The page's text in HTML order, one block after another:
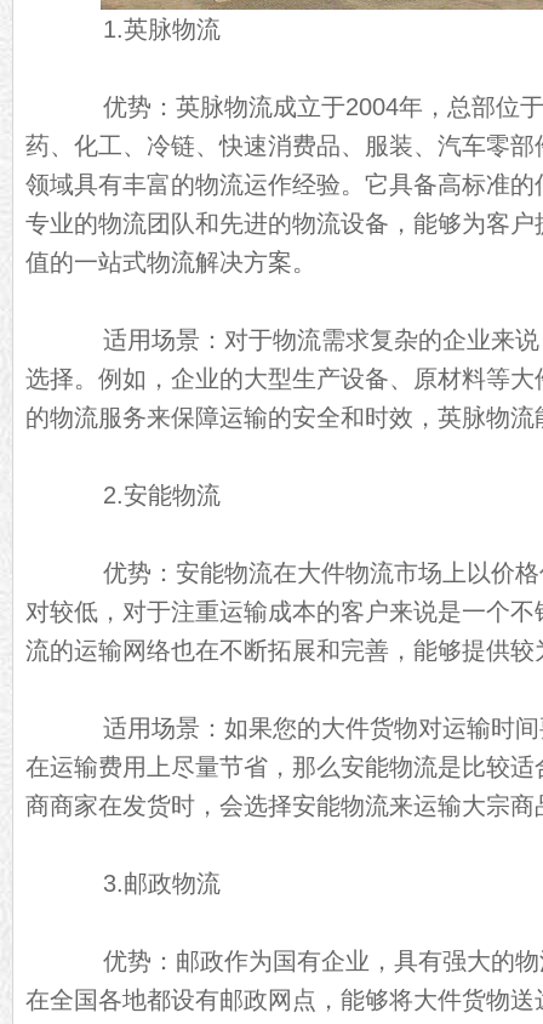
1.英脉物流
优势：英脉物流成立于2004年，总部位于
药、化工、冷链、快速消费品、服装、汽车零
领域具有丰富的物流运作经验。它具备高标准
专业的物流团队和先进的物流设备，能够为客
值的一站式物流解决方案。
适用场景：对于物流需求复杂的企业来说
选择。例如，企业的大型生产设备、原材料等
的物流服务来保障运输的安全和时效，英脉物
2.安能物流
优势：安能物流在大件物流市场上以价格
对较低，对于注重运输成本的客户来说是一个
流的运输网络也在不断拓展和完善，能够提供
适用场景：如果您的大件货物对运输时间
在运输费用上尽量节省，那么安能物流是比较
商商家在发货时，会选择安能物流来运输大宗商
3.邮政物流
优势：邮政作为国有企业，具有强大的物
在全国各地都设有邮政网点，能够将大件货物